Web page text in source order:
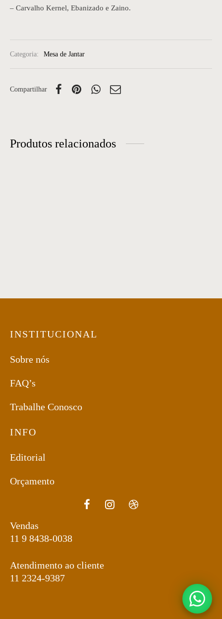
– Carvalho Kernel, Ebanizado e Zaino.
Categoria: Mesa de Jantar
Compartilhar
Produtos relacionados
INSTITUCIONAL
Sobre nós
FAQ’s
Trabalhe Conosco
INFO
Editorial
Orçamento
Vendas
11 9 8438-0038
Atendimento ao cliente
11 2324-9387